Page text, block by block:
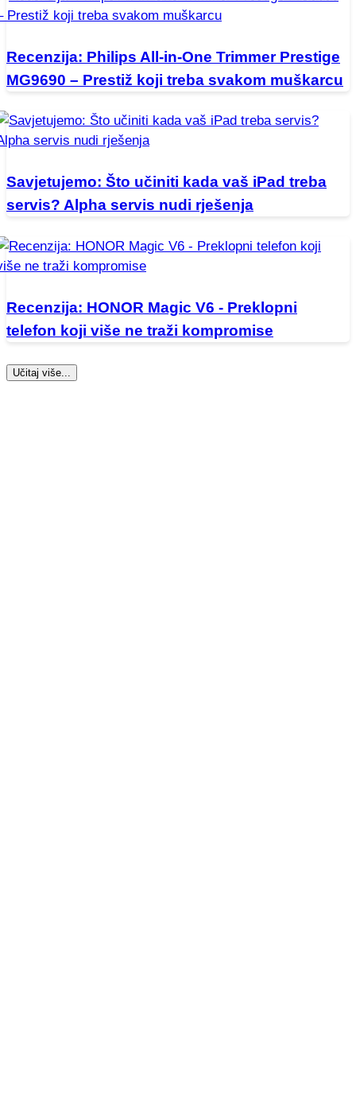
Recenzija: Philips All-in-One Trimmer Prestige
MG9690 – Prestiž koji treba svakom muškarcu
Savjetujemo: Što učiniti kada vaš iPad treba
servis? Alpha servis nudi rješenja
Recenzija: HONOR Magic V6 - Preklopni
telefon koji više ne traži kompromise
Učitaj više...